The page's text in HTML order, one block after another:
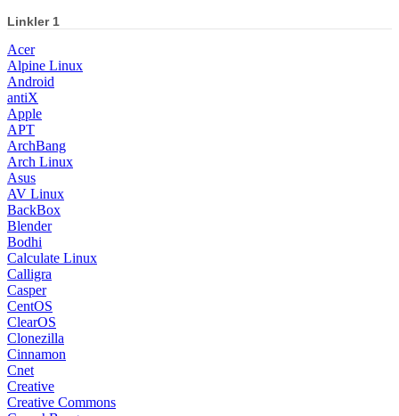
Linkler 1
Acer
Alpine Linux
Android
antiX
Apple
APT
ArchBang
Arch Linux
Asus
AV Linux
BackBox
Blender
Bodhi
Calculate Linux
Calligra
Casper
CentOS
ClearOS
Clonezilla
Cinnamon
Cnet
Creative
Creative Commons